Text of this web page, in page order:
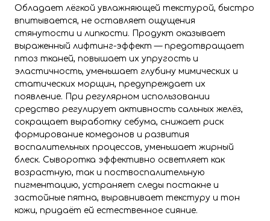
Обладает лёгкой увлажняющей текстурой, быстро
впитывается, не оставляет ощущения
стянутости и липкости. Продукт оказывает
выраженный лифтинг-эффект — предотвращает
птоз тканей, повышает их упругость и
эластичность, уменьшает глубину мимических и
статических морщин, предупреждает их
появление. При регулярном использовании
средство регулирует активность сальных желёз,
сокращает выработку себума, снижает риск
формирование комедонов и развития
воспалительных процессов, уменьшает жирный
блеск. Сыворотка эффективно осветляет как
возрастную, так и поствоспалительную
пигментацию, устраняет следы постакне и
застойные пятна, выравнивает текстуру и тон
кожи, придаёт ей естественное сияние.